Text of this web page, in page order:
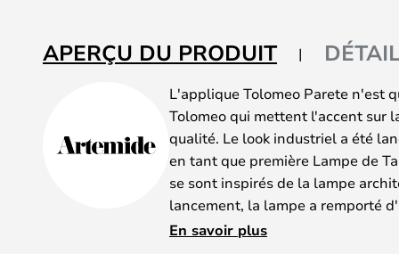
APERÇU DU PRODUIT
L'applique Tolomeo Parete n'est
Tolomeo qui mettent l'accent sur
qualité. Le look industriel a été
en tant que première Lampe de
se sont inspirés de la lampe
lancement, la lampe a remporté
aujourd'hui une lampe
En savoir plus